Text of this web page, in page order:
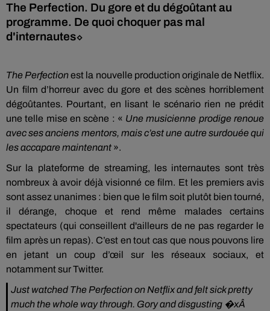
The Perfection. Du gore et du dégoûtant au
programme. De quoi choquer pas mal
d'internautes⬦
The Perfectionest la nouvelle production originale de Netflix.
Un film d’horreur avec du gore et des scènes horriblement
dégoûtantes. Pourtant, en lisant le scénario rien ne prédit
une telle mise en scène : « Une musicienne prodige renoue
avec ses anciens mentors, mais c’est une autre surdouée qui
les accapare maintenant ».
Sur la plateforme de streaming, les internautes sont très
nombreux à avoir déjà visionné ce film. Et les premiers avis
sont assez unanimes : bien que le film soit plutôt bien tourné,
il dérange, choque et rend même malades certains
spectateurs (qui conseillent d'ailleurs de ne pas regarder le
film après un repas). C’est en tout cas que nous pouvons lire
en jetant un coup d’œil sur les réseaux sociaux, et
notamment sur Twitter.
Just watched The Perfection on Netflix and felt sick pretty
much the whole way through. Gory and disgusting �xÂ